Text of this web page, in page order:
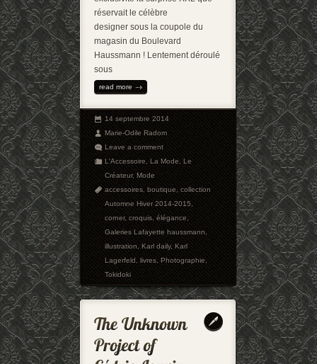
réservait le célèbre
designer sous la coupole du
magasin du Boulevard
Haussmann ! Lentement déroulé
sous
read more
14 septembre 2014
Marie-Odile Radom
Leave a comment
L'Accessoire,La Mode,Le
Créateur,Mode
accessoires,boutique,collection
Automne Hiver 2014-2015,
corner,croquis,élégance,
Galeries Lafayette haussmann,
illustration,Karl daily,Karl
Lagerfeld,livres,Photographie,
Tokidoki